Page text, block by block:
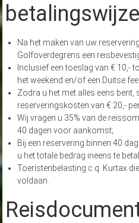
betalingswijze
Na het maken van uw
Golfoverdegrens een
Inclusief een toeslag van € 10,-
het weekend en/of een Duitse
Zodra u het met alles eens
reserveringskosten van € 20,-
Wij vragen u 35% van de
40 dagen voor aankomst;
Bij een reservering binnen 40
u het totale bedrag ineens te
Toeristenbelasting c.q. Kurtax
voldaan.